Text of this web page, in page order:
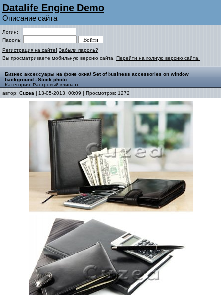
Datalife Engine Demo
Описание сайта
Логин:
Пароль:
Регистрация на сайте! Забыли пароль?
Вы просматриваете мобильную версию сайта. Перейти на полную версию сайта.
Бизнес аксессуары на фоне окна/ Set of business accessories on window
background - Stock photo
Категория: Растровый клипарт
автор: Cuzea | 13-05-2013, 00:09 | Просмотров: 1272